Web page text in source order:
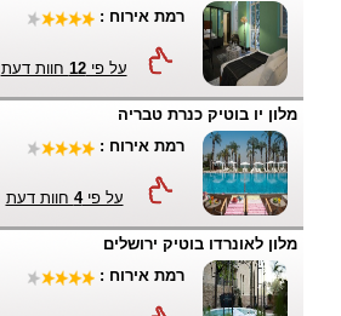
רמת אירוח :
על פי12 חוות דעת
מלון יו בוטיק כנרת טבריה
רמת אירוח :
על פי4 חוות דעת
מלון לאונרדו בוטיק ירושלים
רמת אירוח :